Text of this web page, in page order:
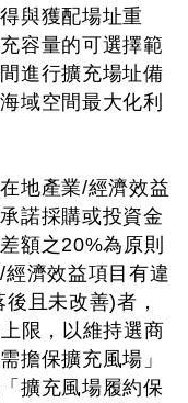
與獲配場址重
容量的可選擇範
進行擴充場址備
域空間最大化利
地產業/經濟效益
諾採購或投資金
額之20%為原則
濟效益項目有違
且未改善)者，
限，以維持選商
擔保擴充風場」
擴充風場履約保